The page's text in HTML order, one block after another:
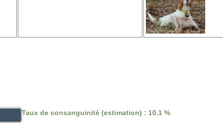
Taux de consanguinité (estimation) : 10.1 %